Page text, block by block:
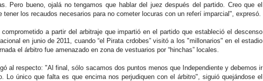
Pero bueno, ojalá no tengamos que hablar del juez después del partido. Creo que el
tener los recaudos necesarios para no cometer locuras con un referí imparcial", expresó.
a partir del arbitraje que impartió en el partido que estableció el descenso
en junio de 2011, cuando “el Pirata crdobes” visitó a los "millonarios" en el estadio
el árbitro fue amenazado en zona de vestuarios por “hinchas” locales.
al respecto: "Al final, sólo sacamos dos puntos menos que Independiente y debemos ir
Lo único que falta es que encima nos perjudiquen con el árbitro", siguió quejándose el